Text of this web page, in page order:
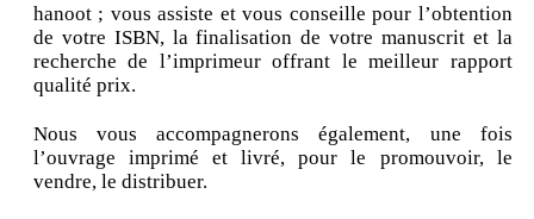
hanoot ; vous assiste et vous conseille pour l’obtention
de votre ISBN, la finalisation de votre manuscrit et la
recherche de l’imprimeur offrant le meilleur rapport
qualité prix.
Nous vous accompagnerons également, une fois
l’ouvrage imprimé et livré, pour le promouvoir, le
vendre, le distribuer.